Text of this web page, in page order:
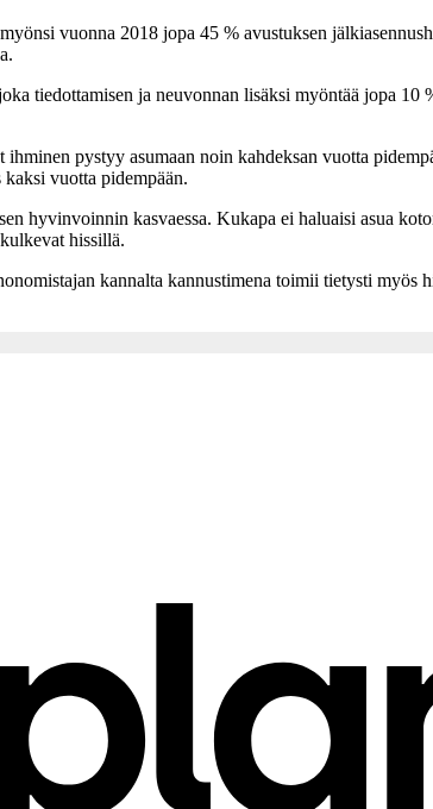
myönsi vuonna 2018 jopa 45 % avustuksen
tiedottamisen ja neuvonnan lisäksi myöntää jopa 10
pystyy asumaan noin kahdeksan vuotta
vuotta pidempään.
hyvinvoinnin kasvaessa. Kukapa ei haluaisi asua
hissillä.
kannalta kannustimena toimii tietysti myös